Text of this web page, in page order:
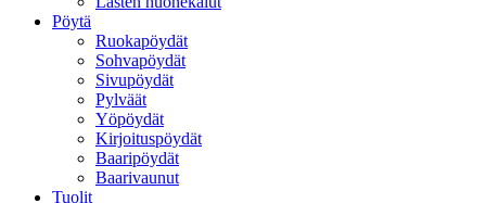
Pöytä
Ruokapöydät
Sohvapöydät
Sivupöydät
Pylväät
Yöpöydät
Kirjoituspöydät
Baaripöydät
Baarivaunut
Tuolit